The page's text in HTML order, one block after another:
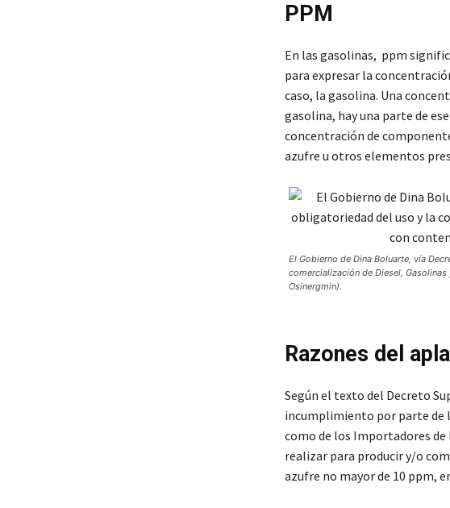
PPM
En las gasolinas, ppm
para expresar la
caso, la gasolina. Una
gasolina, hay una parte de
concentración de
azufre u otros elementos
El Gobierno de Dina Boluarte, vía
comercialización de Diesel,
Osinergmin).
Razones del
Según el texto del Decreto
incumplimiento por parte de
como de los Importadores de
realizar para producir y/o
azufre no mayor de 10 ppm,